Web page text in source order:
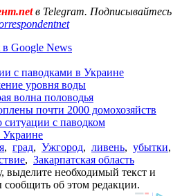
в Telegram. Подписывайтесь
в Google News
с паводками в Украине
уровня воды
волна половодья
почти 2000 домохозяйств
с паводком
Украине
, град, Ужгород, ливень, убытки,
, Закарпатская область
выделите необходимый текст и
об этом редакции.